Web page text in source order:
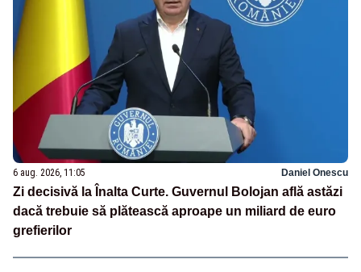
6 aug. 2026, 11:05 Daniel Onescu
Zi decisivă la Înalta Curte. Guvernul Bolojan află astăzi
dacă trebuie să plătească aproape un miliard de euro
grefierilor